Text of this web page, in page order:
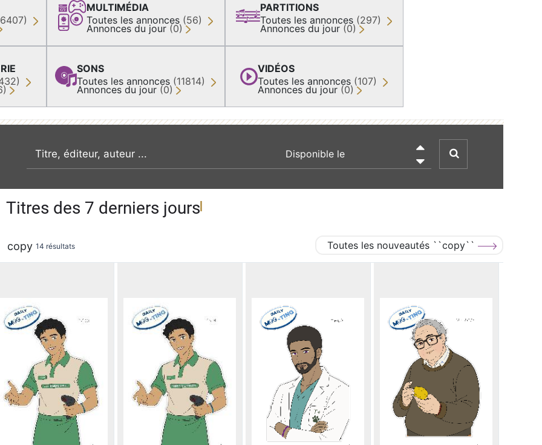
MULTIMÉDIA
Toutes les annonces (56)
Annonces du jour (0)
SONS
Toutes les annonces (11814)
Annonces du jour (0)
PARTITIONS
Toutes les annonces (297)
Annonces du jour (0)
VIDÉOS
Toutes les annonces (107)
Annonces du jour (0)
recherche par mot clé

Titres des 7 derniers jours
copy 14 résultats Toutes les nouveautés ``copy``